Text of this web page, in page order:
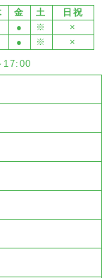
金 土
日祝
● ※
×
● ※ ×
17:00